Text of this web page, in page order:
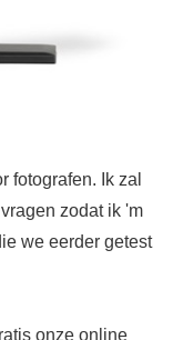
fotografen. Ik zal
zodat ik 'm
we eerder getest
onze online